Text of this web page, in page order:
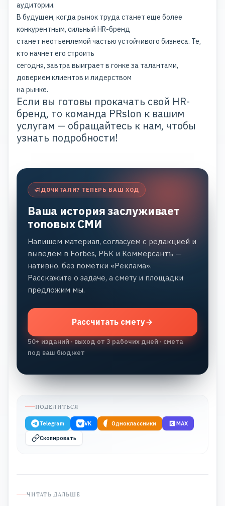
аудитории.
В будущем, когда рынок труда станет еще более
конкурентным, сильный HR-бренд
станет неотъемлемой частью устойчивого бизнеса. Те,
кто начнет его строить
сегодня, завтра выиграет в гонке за талантами,
доверием клиентов и лидерством
на рынке.
Если вы готовы прокачать свой HR-
бренд, то команда PRslon к вашим
услугам — обращайтесь к нам, чтобы
узнать подробности!
ДОЧИТАЛИ? ТЕПЕРЬ ВАШ ХОД
Ваша история заслуживает
топовых СМИ
Напишем материал, согласуем с редакцией и
выведем в Forbes, РБК и Коммерсантъ —
нативно, без пометки «Реклама».
Расскажите о задаче, а смету и площадки
предложим мы.
Рассчитать смету
50+ изданий · выход от 3 рабочих дней · смета
под ваш бюджет
ПОДЕЛИТЬСЯ
Telegram VK Одноклассники MAX
Скопировать
ЧИТАТЬ ДАЛЬШЕ